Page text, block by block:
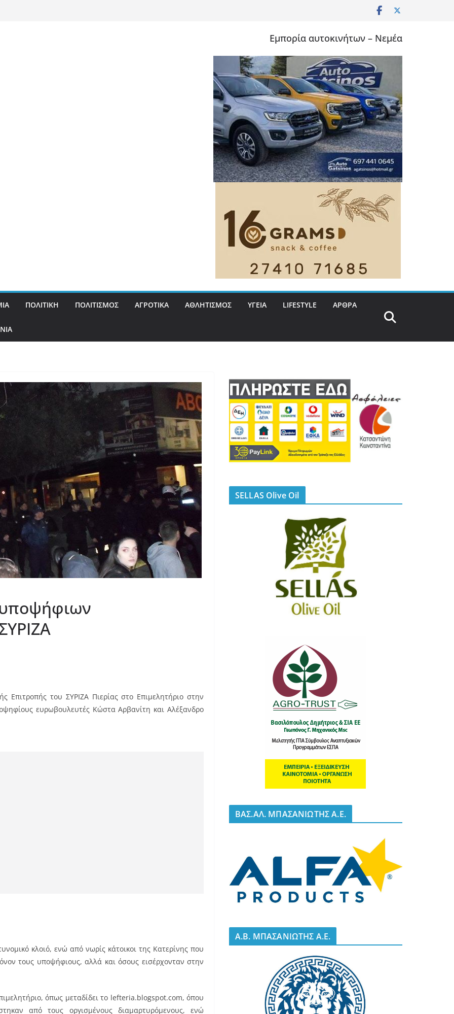
Εμπορία αυτοκινήτων – Νεμέα
ΠΟΛΙΤΙΚΗ ΠΟΛΙΤΙΣΜΟΣ ΑΓΡΟΤΙΚΑ ΑΘΛΗΤΙΣΜΟΣ ΥΓΕΙΑ LIFESTYLE ΑΡΘΡΑ
Επιτροπής του ΣΥΡΙΖΑ Πιερίας στο Επιμελητήριο στην
ευρωβουλευτές Κώστα Αρβανίτη και Αλέξανδρο
κλοιό, ενώ από νωρίς κάτοικοι της Κατερίνης που
τους υποψήφιους, αλλά και όσους εισέρχονταν στην
όπως μεταδίδει το lefteria.blogspot.com, όπου
από τους οργισμένους διαμαρτυρόμενους, ενώ
SELLAS Olive Oil
BΑΣ.ΑΛ. ΜΠΑΣΑΝΙΩΤΗΣ Α.Ε.
A.B. ΜΠΑΣΑΝΙΩΤΗΣ Α.Ε.